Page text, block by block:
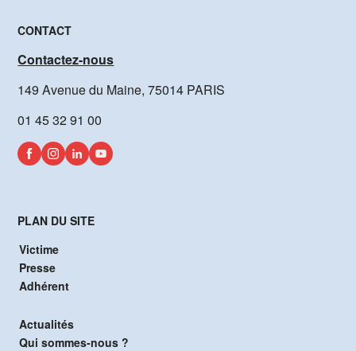
CONTACT
Contactez-nous
149 Avenue du Maine, 75014 PARIS
01 45 32 91 00
PLAN DU SITE
Victime
Presse
Adhérent
Actualités
Qui sommes-nous ?